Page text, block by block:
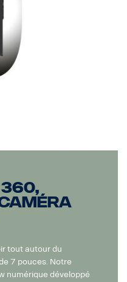
tout autour du
7 pouces. Notre
numérique développé